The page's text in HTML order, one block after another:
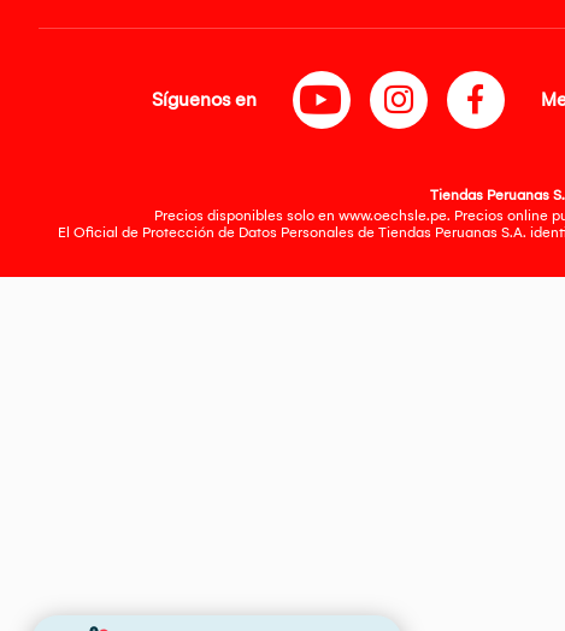
Síguenos en
Tiendas Peruanas
Precios disponibles solo en www.oechsle.pe. Precios online
El Oficial de Protección de Datos Personales de Tiendas Peruanas S.A.